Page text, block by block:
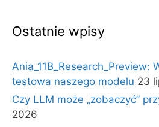
Ostatnie wpisy
Ania_11B_Research_Preview:
testowa naszego modelu 23
Czy LLM może „zobaczyć”
2026